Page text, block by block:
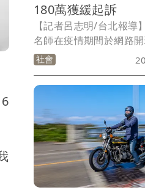
180萬獲緩起訴
【記者呂志明/台北報導
名師在疫情期間於網路
一個高級會員群組，向
個股訊息，由於當時張男
關許可，卻經辦證券投
《證券投資信託及顧問
地檢署偵查期間，張男
可，成為有牌分析師，
承犯行，檢察官因此給
緩起訴確定後繳交180萬
社會